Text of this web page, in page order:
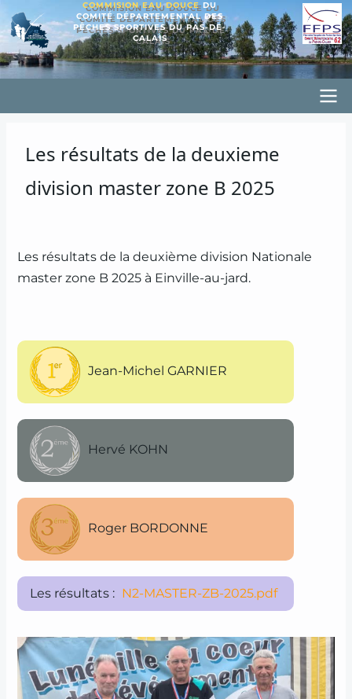
Aller
au
contenu
principal
COMMISION EAU DOUCEDU
COMITÉ DÉPARTEMENTAL DES
PÊCHES SPORTIVES DU PAS-DE-
CALAIS
CD62PSED
Les résultats de la deuxieme
division master zone B 2025
Les résultats de la deuxième division Nationale
master zone B 2025 à Einville-au-jard.
Jean-Michel GARNIER
Hervé KOHN
Roger BORDONNE
Les résultats : N2-MASTER-ZB-2025.pdf